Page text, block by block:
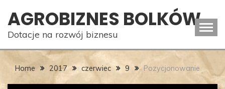
content
AGROBIZNES BOLKÓW
Dotacje na rozwój biznesu
Home 2017 czerwiec 9 Pozycjonowanie